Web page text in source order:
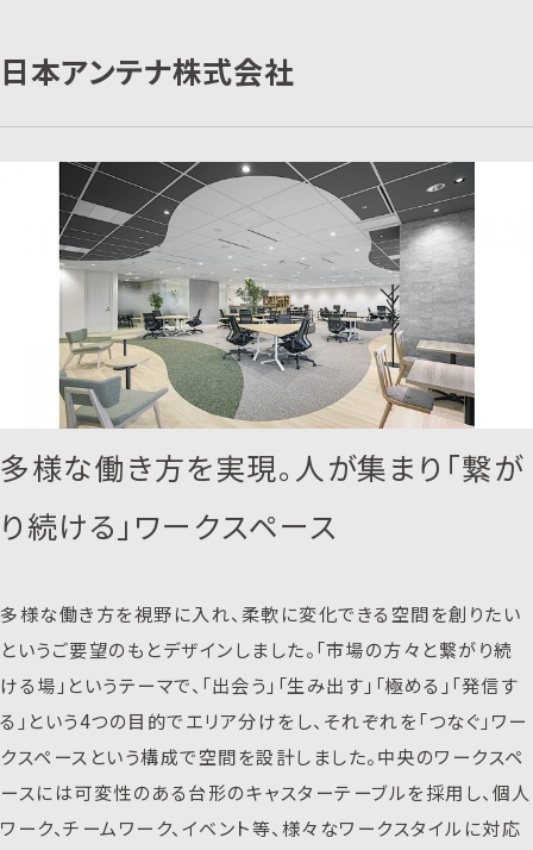
日本アンテナ株式会社
多様な働き方を実現。人が集まり「繋が
り続ける」ワークスペース
多様な働き方を視野に入れ、柔軟に変化できる空間を創りたい
というご要望のもとデザインしました。「市場の方々と繋がり続
ける場」というテーマで、「出会う」「生み出す」「極める」「発信す
る」という4つの目的でエリア分けをし、それぞれを「つなぐ」ワー
クスペースという構成で空間を設計しました。中央のワークスペ
ースには可変性のある台形のキャスターテーブルを採用し、個人
ワーク、チームワーク、イベント等、様々なワークスタイルに対応